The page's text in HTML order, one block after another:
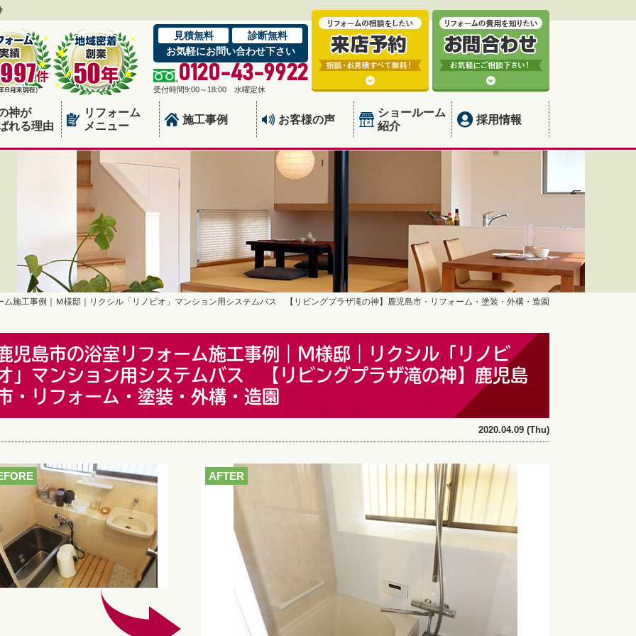
見積無料
診断無料
お気軽にお問い合わせ下さい
0120-43-9922
受付時間9:00～18:00 水曜定休
神が
れる理由
リフォーム
メニュー
施工事例 お客様の声
ショールーム
紹介
採用情報
ム施工事例｜Ｍ様邸｜リクシル「リノビオ」マンション用システムバス 【リビングプラザ滝の神】鹿児島市・リフォーム・塗装・外構・造園
児島市の浴室リフォーム施工事例｜Ｍ様邸｜リクシル「リノビ
」マンション用システムバス 【リビングプラザ滝の神】鹿児島
・リフォーム・塗装・外構・造園
2020.04.09 (Thu)
AFTER